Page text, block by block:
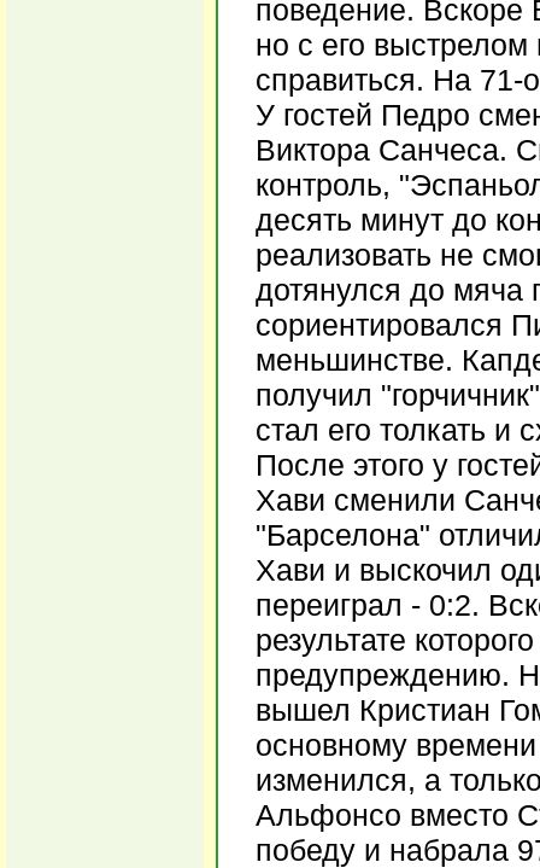
поведение.
но с его
справиться. На
У гостей Педро
Виктора Санчеса.
контроль,
десять минут до
реализовать не
дотянулся до мяча
сориентировался
меньшинстве.
получил
стал его толкать и
После этого у
Хави сменили
"Барселона"
Хави и выскочил
переиграл - 0:2.
результате
предупреждению.
вышел Кристиан
основному
изменился, а
Альфонсо вместо
победу и набрала